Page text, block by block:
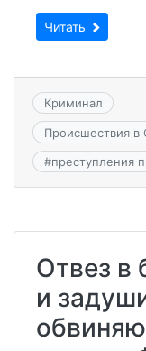
Читать
Криминал
Происшествия в
#преступления
Отвез в
и